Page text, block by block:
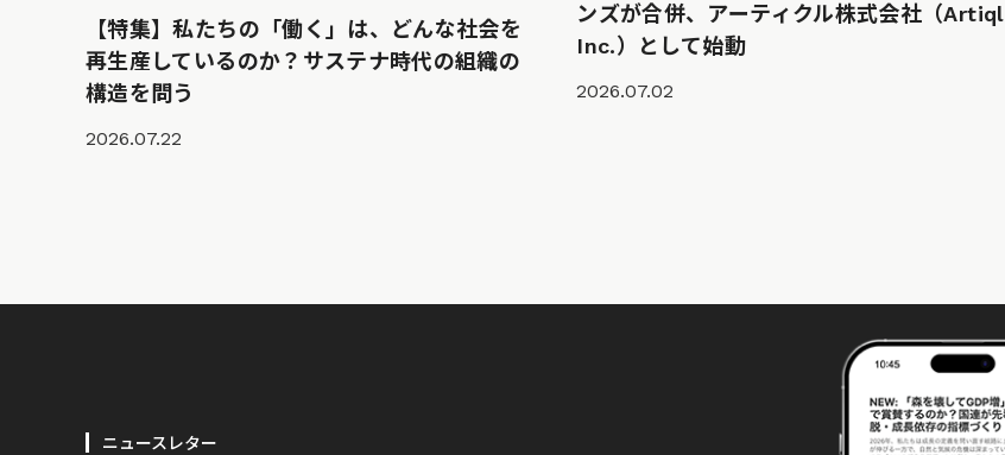
【特集】私たちの「働く」は、どんな社会を
再生産しているのか？サステナ時代の組織の
構造を問う
2026.07.22
ンズが合併、アーティクル株式会社（Artiql
Inc.）として始動
2026.07.02
ニュースレター